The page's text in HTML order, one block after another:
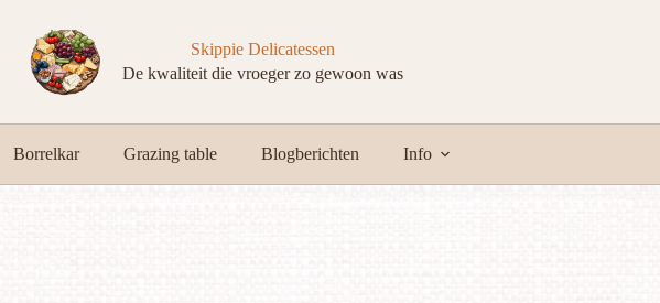
Skippie Delicatessen
De kwaliteit die vroeger zo gewoon was
Borrelkar Grazing table Blogberichten Info